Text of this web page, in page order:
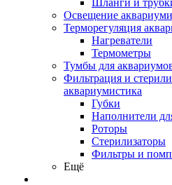
Шланги и
Освещение
Терморегуляция
Нагреватели
Термометры
Тумбы для
Фильтрация и
аквариумистика
Губки
Наполнители
Роторы
Стерилизаторы
Фильтры и
Ещё